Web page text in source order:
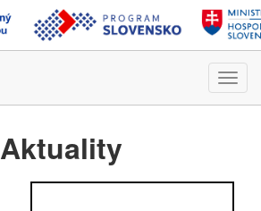
Aktuality